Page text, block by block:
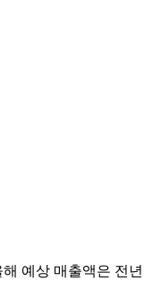
예상 매출액은 전년